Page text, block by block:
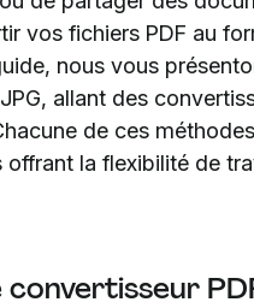
vos fichiers PDF au
nous vous
allant des
de ces
la flexibilité de